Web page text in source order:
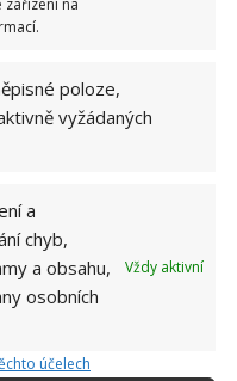
poloze,
vyžádaných
a
chyb,
a obsahu,
osobních
Vždy aktivní
účelech
zemědělské
je již od malička
V podstatě vše, co je